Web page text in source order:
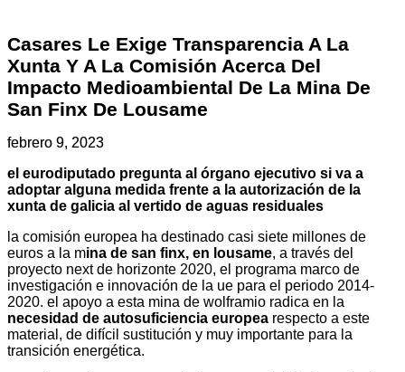
Casares Le Exige Transparencia A La
Xunta Y A La Comisión Acerca Del
Impacto Medioambiental De La Mina De
San Finx De Lousame
febrero 9, 2023
el eurodiputado pregunta al órgano ejecutivo si va a
adoptar alguna medida frente a la autorización de la
xunta de galicia al vertido de aguas residuales
la comisión europea ha destinado casi siete millones de
euros a la mina de san finx, en lousame, a través del
proyecto next de horizonte 2020, el programa marco de
investigación e innovación de la ue para el periodo 2014-
2020. el apoyo a esta mina de wolframio radica en la
necesidad de autosuficiencia europea respecto a este
material, de difícil sustitución y muy importante para la
transición energética.